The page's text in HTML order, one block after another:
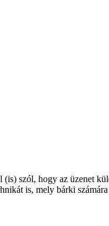
szól, hogy az üzenet
is, mely bárki